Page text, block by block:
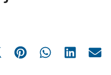
Share Share Share Share